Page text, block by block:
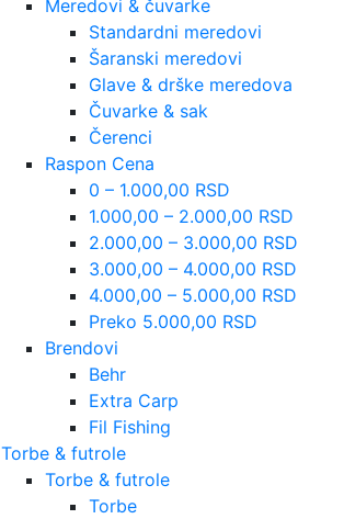
Meredovi & čuvarke
Standardni meredovi
Šaranski meredovi
Glave & drške meredova
Čuvarke & sak
Čerenci
Raspon Cena
0 – 1.000,00 RSD
1.000,00 – 2.000,00 RSD
2.000,00 – 3.000,00 RSD
3.000,00 – 4.000,00 RSD
4.000,00 – 5.000,00 RSD
Preko 5.000,00 RSD
Brendovi
Behr
Extra Carp
Fil Fishing
Torbe & futrole
Torbe & futrole
Torbe